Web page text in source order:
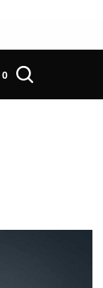
0